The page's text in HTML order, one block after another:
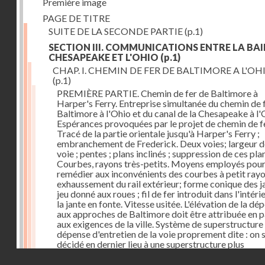
PAGE DE TITRE
SUITE DE LA SECONDE PARTIE(p.1)
SECTION III. COMMUNICATIONS ENTRE LA
CHESAPEAKE ET L'OHIO (p.1)
CHAP. I. CHEMIN DE FER DE BALTIMORE A
(p.1)
PREMIÈRE PARTIE. Chemin de fer de Baltimore à
Harper's Ferry. Entreprise simultanée du chemin de
Baltimore à l'Ohio et du canal de la Chesapeake à
Espérances provoquées par le projet de chemin de
Tracé de la partie orientale jusqu'à Harper's Ferry ;
embranchement de Frederick. Deux voies; largeur
voie ; pentes ; plans inclinés ; suppression de ces
Courbes, rayons très-petits. Moyens employés pour
remédier aux inconvénients des courbes à petit
exhaussement du rail extérieur; forme conique des
jeu donné aux roues ; fil de fer introduit dans
la jante en fonte. Vitesse usitée. L'élévation de la
aux approches de Baltimore doit être attribuée en
aux exigences de la ville. Système de superstructure
dépense d'entretien de la voie proprement dite : on
décidé en dernier lieu à une superstructure plus